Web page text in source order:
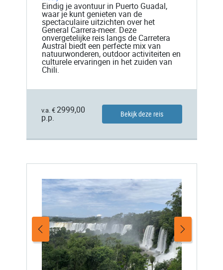
Eindig je avontuur in Puerto Guadal,
waar je kunt genieten van de
spectaculaire uitzichten over het
General Carrera-meer. Deze
onvergetelijke reis langs de Carretera
Austral biedt een perfecte mix van
natuurwonderen, outdoor activiteiten en
culturele ervaringen in het zuiden van
Chili.
v.a. € 2999,00
p.p.
Bekijk deze reis